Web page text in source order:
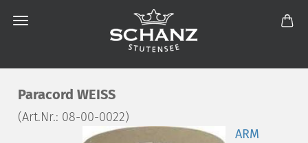
Paracord WEISS
(Art.Nr.: 08-00-0022)
ARM